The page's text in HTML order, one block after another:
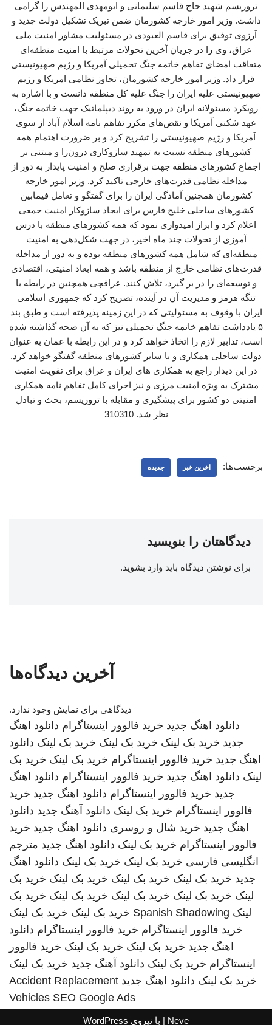
تروریسم شهید حاج قاسم سلیمانی و ابومهدی المهندس را گرامی
داشت. وزیر امور خارجه کشورمان ضمن تبریک تشکیل دولت جدید و
آرزوی توفیق برای قاسم العبودی در مسئولیت مشاور امنیت ملی
عراق، وی را در جریان آخرین تحولات مرتبط با امنیت منطقه‌ای
متعاقب امضای تفاهم خاتمه جنگ تحمیلی آمریکا و رژیم صهیونیستی
قرار داد. وزیر امور خارجه کشورمان، تجاوز نظامی امریکا و رژیم
صهیونیستی علیه ایران را جنگ علیه کل منطقه دانست و با اشاره به
رویکرد مسئولانه ایران در ورود به روند دیپلماتیک جهت خاتمه جنگ،
عهد شکنی آمریکا و نقض‌های مکرر تفاهم نامه اسلام آباد از سوی
آمریکا و رژیم صهیونیستی را تشریح کرد و بر ضرورت اهتمام همه
کشورهای منطقه نسبت به تمهید سازوکاری درون‌زا و مبتنی بر
اجماع کشورهای منطقه جهت برقراری صلح و امنیت پایدار به دور از
مداخله نظامی قدرت‌های خارجی تاکید کرد. وزیر امور خارجه
کشورمان همچنین آمادگی ایران را برای گفتگو و تعامل فیمابین
کشورهای ساحلی خلیج فارس برای ایجاد سازوکار امنیت جمعی
اعلام کرد و ابراز امیدواری نمود که همه کشورهای منطقه با درس
آموزی از تحولات چند ماه اخیر، در جهت شکل‌دهی به امنیت
منطقه‌ای که شامل همه کشورهای منطقه بوده و به دور از مداخله
قدرت‌های نظامی خارج از منطقه باشد و همه ابعاد امنیتی، اقتصادی
و توسعه‌ای را در بر گیرد، تلاش کنند. عراقچی همچنین در رابطه با
تنگه هرمز و مدیریت آن در آینده، تصریح کرد که جمهوری اسلامی
ایران با وقوف به مسئولیتی که در این زمینه پذیرفته است و طبق بند
۵ یادداشت تفاهم خاتمه جنگ تحمیلی نیز که به آن صحه گذاشته شده
است، تدابیر لازم را اتخاذ خواهد کرد و در این رابطه با عمان به عنوان
دولت ساحلی همکاری و با سایر کشورهای منطقه گفتگو خواهد کرد.
در این دیدار راجع به همکاری ‌های ایران و عراق برای تقویت امنیت
مشترک به ویژه امنیت مرزی و نیز اجرای کامل تفاهم نامه همکاری
امنیتی دو کشور برای پیشگیری و مقابله با تروریسم، بحث و تبادل
نظر شد. 310310
برچسب‌ها: اخرین خبر جدیده
دیدگاهتان را بنویسید
برای نوشتن دیدگاه باید وارد بشوید.
آخرین دیدگاه‌ها
دیدگاهی برای نمایش وجود ندارد.
دانلود اهنگ جدید خرید فالوور اینستاگرام دانلود اهنگ
جدید خرید بک لینک خرید بک لینک خرید بک لینک دانلود
اهنگ جدید خرید فالوور اینستاگرام خرید بک لینک خرید بک
لینک دانلود اهنگ جدید خرید فالوور اینستاگرام دانلود اهنگ
جدید خرید فالوور اینستاگرام دانلود اهنگ جدید خرید
فالوور اینستاگرام خرید بک لینک دانلود آهنگ جدید دانلود
اهنگ جدید خرید شال و روسری دانلود اهنگ جدید خرید
فالوور اینستاگرام خرید بک لینک دانلود اهنگ جدید مترجم
انگلیسی فارسی خرید بک لینک خرید بک لینک دانلود اهنگ
جدید خرید بک لینک خرید بک لینک خرید بک لینک خرید بک
لینک خرید بک لینک خرید بک لینک خرید بک لینک خرید بک
لینک Spanish Shadowing خرید بک لینک خرید بک لینک
خرید فالوور اینستاگرام خرید فالوور اینستاگرام دانلود
اهنگ جدید خرید بک لینک خرید بک لینک خرید فالوور
اینستاگرام خرید بک لینک دانلود آهنگ جدید خرید بک لینک
خرید بک لینک دانلود اهنگ جدید Accident Replacement
Vehicles SEO Google Ads
Neve | با نیروی WordPress